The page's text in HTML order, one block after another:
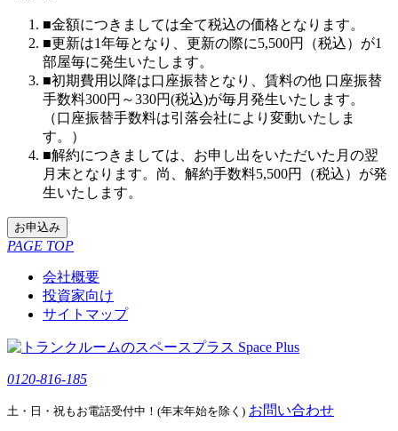
■金額につきましては全て税込の価格となります。
■更新は1年毎となり、更新の際に5,500円（税込）が1
部屋毎に発生いたします。
■初期費用以降は口座振替となり、賃料の他 口座振替
手数料300円～330円(税込)が毎月発生いたします。
（口座振替手数料は引落会社により変動いたしま
す。）
■解約につきましては、お申し出をいただいた月の翌
月末となります。尚、解約手数料5,500円（税込）が発
生いたします。
お申込み
PAGE TOP
会社概要
投資家向け
サイトマップ
0120-816-185
土・日・祝もお電話受付中！(年末年始を除く) お問い合わせ